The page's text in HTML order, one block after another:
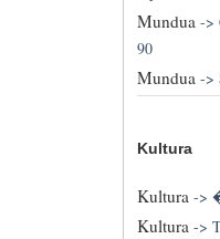
Mundua->
90
Mundua->
Kultura
Kultura->
Kultura->